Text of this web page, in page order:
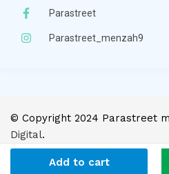
Add to cart
Parastreet
Parastreet_menzah9
© Copyright 2024 Parastreet
Digital.